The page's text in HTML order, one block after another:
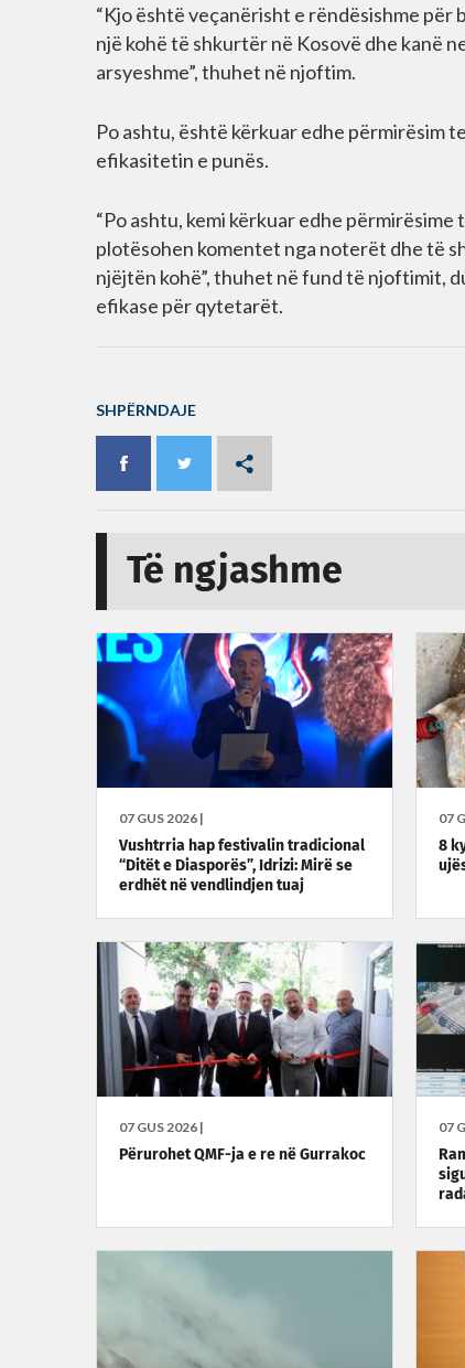
“Kjo është veçanërisht e rëndësishme
një kohë të shkurtër në Kosovë dhe kanë
arsyeshme”, thuhet në njoftim.
Po ashtu, është kërkuar edhe përmirësim
efikasitetin e punës.
“Po ashtu, kemi kërkuar edhe
plotësohen komentet nga noterët dhe të
njëjtën kohë”, thuhet në fund të njoftimit,
efikase për qytetarët.
SHPËRNDAJE
Të ngjashme
07 GUS 2026 |
Vushtrria hap festivalin tradicional
“Ditët e Diasporës”, Idrizi: Mirë se
erdhët në vendlindjen tuaj
07
8
07 GUS 2026 |
Përurohet QMF-ja e re në Gurrakoc
07